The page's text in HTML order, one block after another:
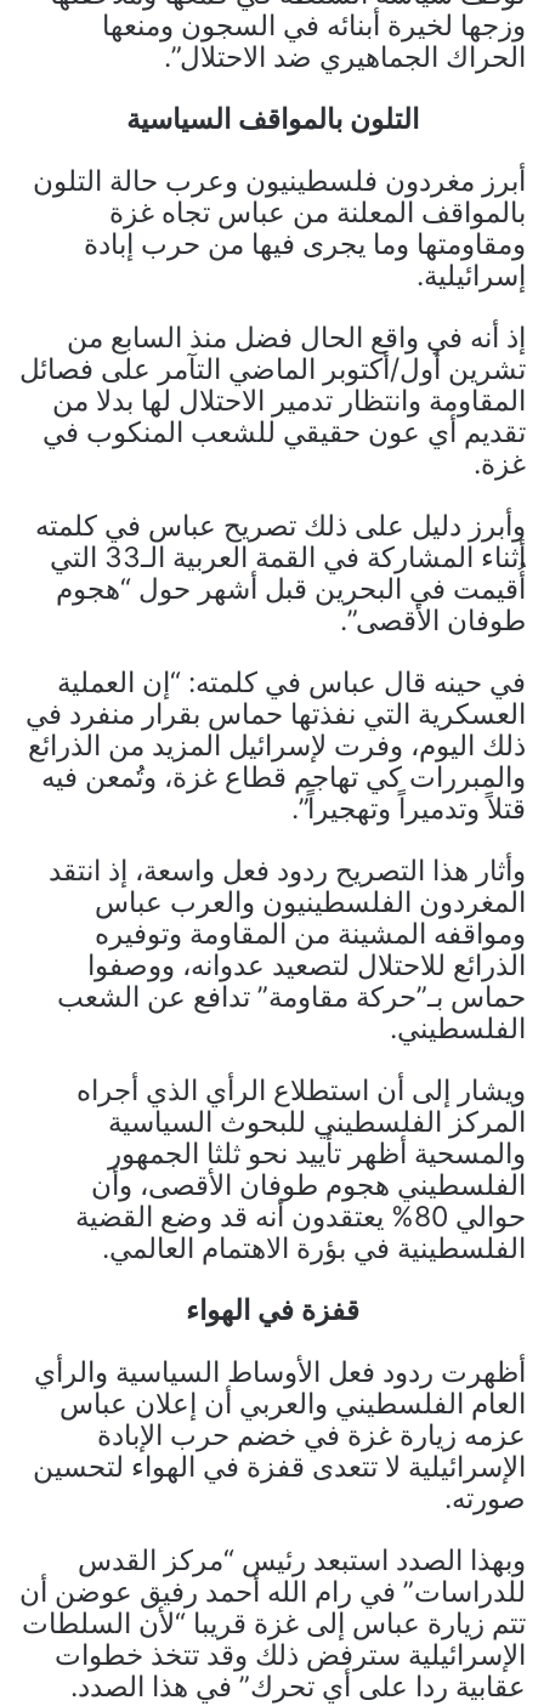
وزجها لخيرة أبنائه في السجون ومنعها
الحراك الجماهيري ضد الاحتلال”.
التلون بالمواقف السياسية
أبرز مغردون فلسطينيون وعرب حالة التلون
بالمواقف المعلنة من عباس تجاه غزة
ومقاومتها وما يجرى فيها من حرب إبادة
إسرائيلية.
إذ أنه في واقع الحال فضل منذ السابع من
تشرين أول/أكتوبر الماضي التآمر على فصائل
المقاومة وانتظار تدمير الاحتلال لها بدلا من
تقديم أي عون حقيقي للشعب المنكوب في
غزة.
وأبرز دليل على ذلك تصريح عباس في كلمته
أثناء المشاركة في القمة العربية الـ33 التي
أُقيمت في البحرين قبل أشهر حول “هجوم
طوفان الأقصى”.
في حينه قال عباس في كلمته: “إن العملية
العسكرية التي نفذتها حماس بقرار منفرد في
ذلك اليوم، وفرت لإسرائيل المزيد من الذرائع
والمبررات كي تهاجم قطاع غزة، وتُمعن فيه
قتلاً وتدميراً وتهجيراً”.
وأثار هذا التصريح ردود فعل واسعة، إذ انتقد
المغردون الفلسطينيون والعرب عباس
ومواقفه المشينة من المقاومة وتوفيره
الذرائع للاحتلال لتصعيد عدوانه، ووصفوا
حماس بـ”حركة مقاومة” تدافع عن الشعب
الفلسطيني.
ويشار إلى أن استطلاع الرأي الذي أجراه
المركز الفلسطيني للبحوث السياسية
والمسحية أظهر تأييد نحو ثلثا الجمهور
الفلسطيني هجوم طوفان الأقصى، وأن
حوالي 80% يعتقدون أنه قد وضع القضية
الفلسطينية في بؤرة الاهتمام العالمي.
قفزة في الهواء
أظهرت ردود فعل الأوساط السياسية والرأي
العام الفلسطيني والعربي أن إعلان عباس
عزمه زيارة غزة في خضم حرب الإبادة
الإسرائيلية لا تتعدى قفزة في الهواء لتحسين
صورته.
وبهذا الصدد استبعد رئيس “مركز القدس
للدراسات” في رام الله أحمد رفيق عوضن أن
تتم زيارة عباس إلى غزة قريبا “لأن السلطات
الإسرائيلية سترفض ذلك وقد تتخذ خطوات
عقابية ردا على أي تحرك” في هذا الصدد.